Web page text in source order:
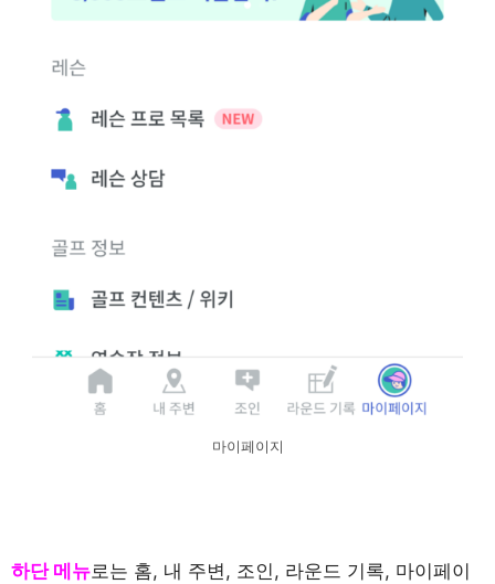
마이페이지
하단 메뉴로는 홈, 내 주변, 조인, 라운드 기록, 마이페이